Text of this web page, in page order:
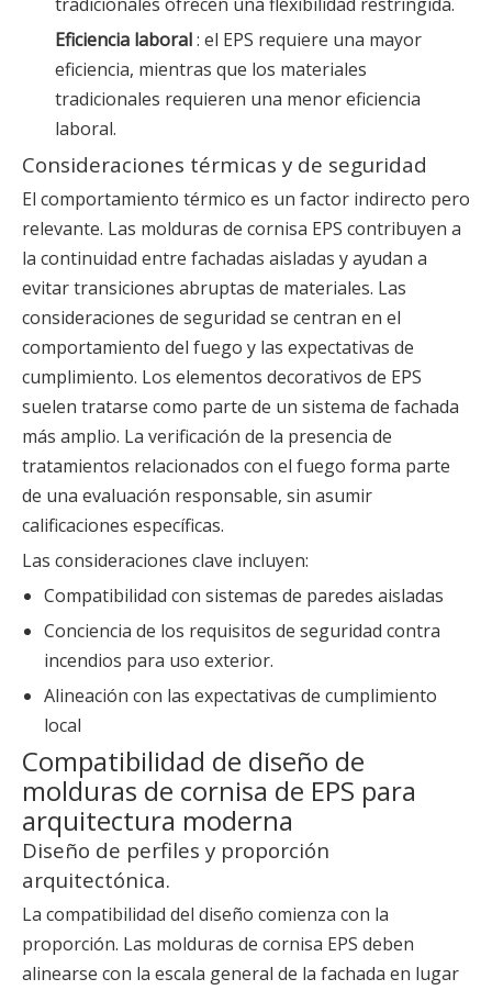
Eficiencia laboral: el EPS requiere una mayor
eficiencia, mientras que los materiales
tradicionales requieren una menor eficiencia
laboral.
Consideraciones térmicas y de seguridad
El comportamiento térmico es un factor indirecto pero
relevante. Las molduras de cornisa EPS contribuyen a
la continuidad entre fachadas aisladas y ayudan a
evitar transiciones abruptas de materiales. Las
consideraciones de seguridad se centran en el
comportamiento del fuego y las expectativas de
cumplimiento. Los elementos decorativos de EPS
suelen tratarse como parte de un sistema de fachada
más amplio. La verificación de la presencia de
tratamientos relacionados con el fuego forma parte
de una evaluación responsable, sin asumir
calificaciones específicas.
Las consideraciones clave incluyen:
Compatibilidad con sistemas de paredes aisladas
Conciencia de los requisitos de seguridad contra
incendios para uso exterior.
Alineación con las expectativas de cumplimiento
local
Compatibilidad de diseño de
molduras de cornisa de EPS para
arquitectura moderna
Diseño de perfiles y proporción
arquitectónica.
La compatibilidad del diseño comienza con la
proporción. Las molduras de cornisa EPS deben
alinearse con la escala general de la fachada en lugar